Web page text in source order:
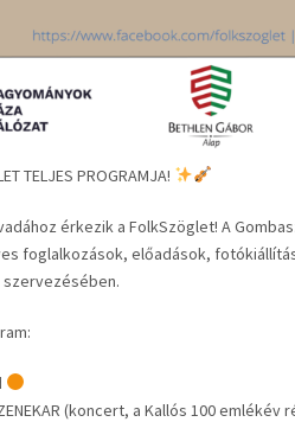
TELJES PROGRAMJA!
érkezik a FolkSzöglet! A
foglalkozások, előadások,
szervezésében.
(koncert, a Kallós 100 emlékév